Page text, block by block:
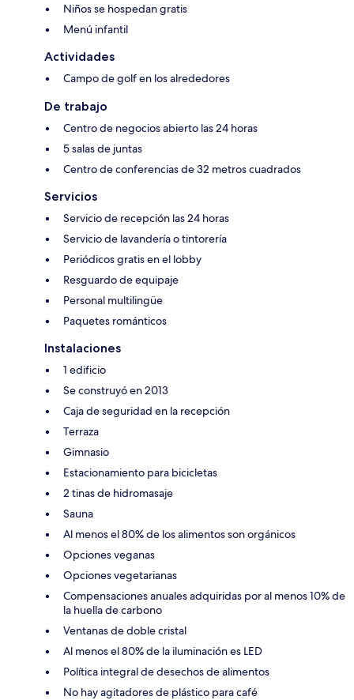
Niños se hospedan gratis
Menú infantil
Actividades
Campo de golf en los alrededores
De trabajo
Centro de negocios abierto las 24 horas
5 salas de juntas
Centro de conferencias de 32 metros cuadrados
Servicios
Servicio de recepción las 24 horas
Servicio de lavandería o tintorería
Periódicos gratis en el lobby
Resguardo de equipaje
Personal multilingüe
Paquetes románticos
Instalaciones
1 edificio
Se construyó en 2013
Caja de seguridad en la recepción
Terraza
Gimnasio
Estacionamiento para bicicletas
2 tinas de hidromasaje
Sauna
Al menos el 80% de los alimentos son orgánicos
Opciones veganas
Opciones vegetarianas
Compensaciones anuales adquiridas por al menos 10% de
la huella de carbono
Ventanas de doble cristal
Al menos el 80% de la iluminación es LED
Política integral de desechos de alimentos
No hay agitadores de plástico para café